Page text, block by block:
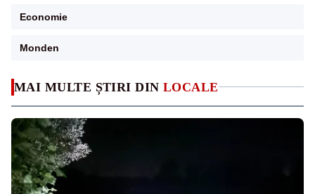
MAI MULTE ȘTIRI DIN LOCALE
Economie
Monden